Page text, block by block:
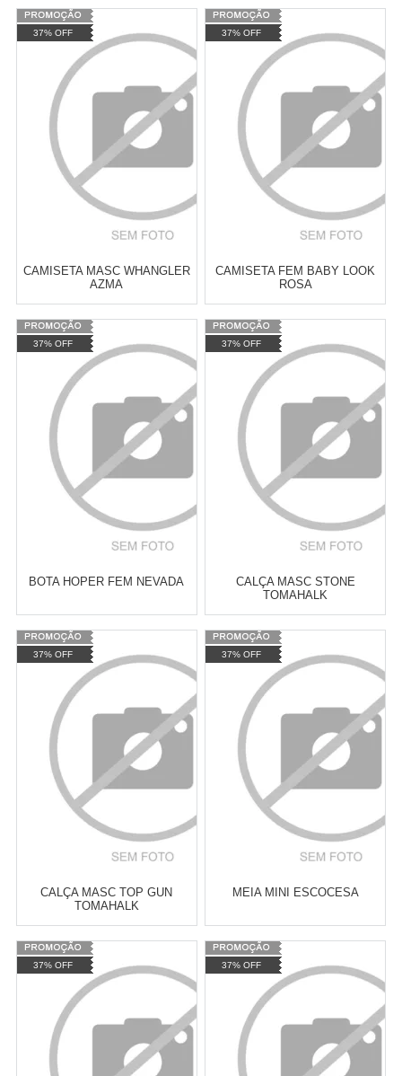
Varejo:
Atacado: R$ 2.550,90 (Apenas
Revendedor)
10 x
Cat:
COMPRAR
Varejo:
Atacado: R$ 2.550,90 (Apenas
Revendedor)
10
Cat:
COMPRAR
37% OFF
CAMISETA MASC WHANGLER
AZMA
Varejo:
Atacado: R$ 2.550,90 (Apenas
Revendedor)
10 x
CAMISETA MASCOLINA
COMPRAR
37% OFF
CAMISETA FEM BABY LOOK
ROSA
Varejo:
Atacado: R$ 2.550,90 (Apenas
Revendedor)
10
CAMISETAS FEMININA
COMPRAR
37% OFF
BOTA HOPER FEM NEVADA
Varejo:
Atacado: R$ 2.550,90 (Apenas
Revendedor)
10 x
Cat: BOTAS - TÊNIS -
MASCULINO
COMPRAR
37% OFF
CALÇA MASC STONE
TOMAHALK
Varejo:
Atacado: R$ 2.550,90 (Apenas
Revendedor)
10
CALÇAS MASCULINA
COMPRAR
37% OFF
CALÇA MASC TOP GUN
TOMAHALK
Varejo:
Atacado: R$ 2.550,90 (Apenas
Revendedor)
10 x
CALÇAS MASCULINA
COMPRAR
37% OFF
MEIA MINI ESCOCESA
Varejo:
Atacado: R$ 2.550,90 (Apenas
Revendedor)
10
Cat:CINTOS E FIVELAS
COMPRAR
37% OFF 37% OFF